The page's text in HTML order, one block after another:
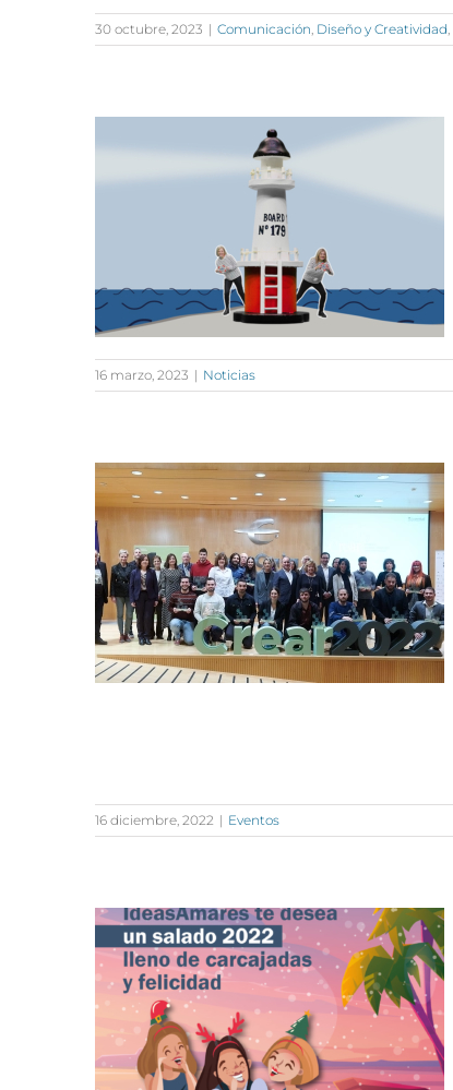
30 octubre, 2023 | Comunicación, Diseño y Creatividad,
16 marzo, 2023 | Noticias
16 diciembre, 2022 | Eventos